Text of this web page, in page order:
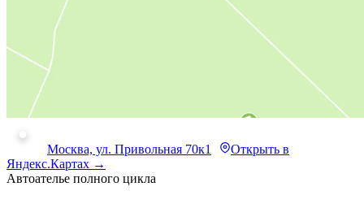
Москва, ул. Привольная 70к1
Открыть в
Яндекс.Картах →
Автоателье полного цикла